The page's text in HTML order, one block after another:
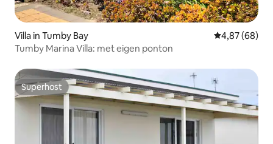
Villa in Tumby Bay Gemiddelde
4,87 (68)
Tumby Marina Villa: met eigen ponton
Superhost
Superhost